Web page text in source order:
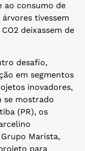
ao consumo de
árvores tivessem
deixassem de
desafio,
em segmentos
inovadores,
se mostrado
(PR), os
Marista,
para